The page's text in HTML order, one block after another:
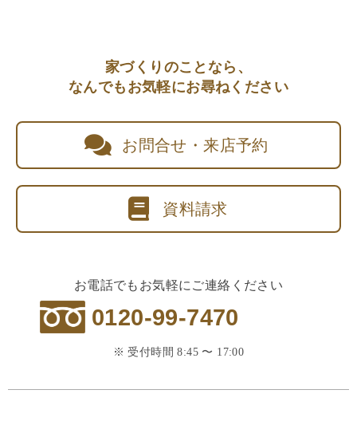
家づくりのことなら、
なんでもお気軽にお尋ねください
お問合せ・来店予約
資料請求
お電話でもお気軽にご連絡ください
0120-99-7470
※ 受付時間 8:45 〜 17:00